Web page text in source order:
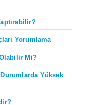
Yorumlama
Mi?
Durumlarda Yüksek